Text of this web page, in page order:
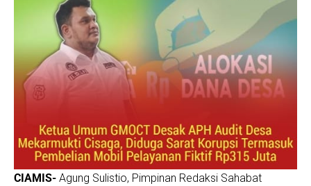
CIAMIS- Agung Sulistio, Pimpinan Redaksi Sahabat